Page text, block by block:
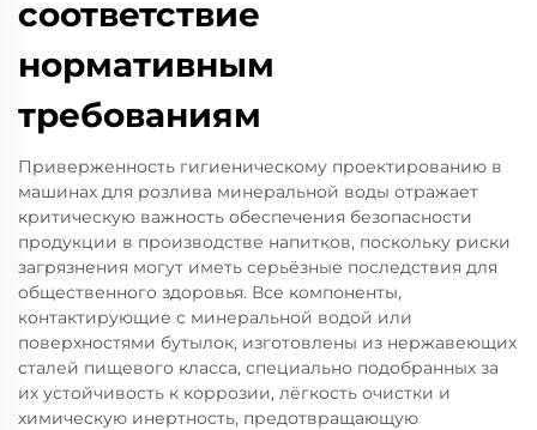
соответствие
нормативным
требованиям
Приверженность гигиеническому проектированию в
машинах для розлива минеральной воды отражает
критическую важность обеспечения безопасности
продукции в производстве напитков, поскольку риски
загрязнения могут иметь серьёзные последствия для
общественного здоровья. Все компоненты,
контактирующие с минеральной водой или
поверхностями бутылок, изготовлены из нержавеющих
сталей пищевого класса, специально подобранных за
их устойчивость к коррозии, лёгкость очистки и
химическую инертность, предотвращающую